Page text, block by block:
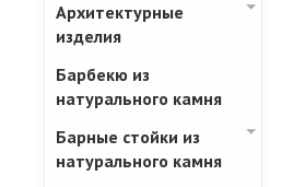
Архитектурные
изделия
Барбекю из
натурального камня
Барные стойки из
натурального камня